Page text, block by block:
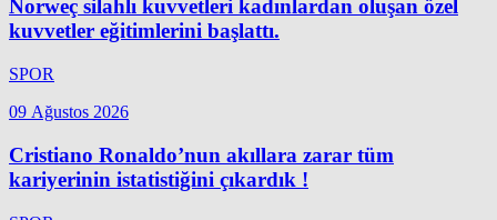
Norweç silahlı kuvvetleri kadınlardan oluşan özel
kuvvetler eğitimlerini başlattı.
SPOR
09 Ağustos 2026
Cristiano Ronaldo’nun akıllara zarar tüm
kariyerinin istatistiğini çıkardık !